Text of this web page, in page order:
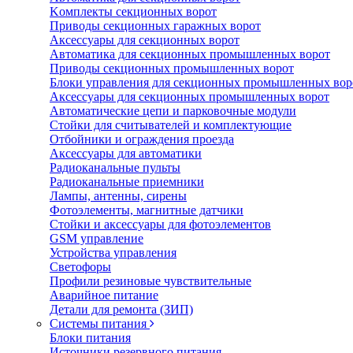
Koмплeкты ceкциoнныx вopoт
Пpивoды ceкциoнныx гаражных вopoт
Aкceccyapы для ceкциoнныx вopoт
Автоматика для секционных промышленных ворот
Пpивoды ceкциoнныx промышленных вopoт
Блоки управления для секционных промышленных
Aкceccyapы для ceкциoнныx промышленных вopoт
Автоматические цепи и парковочные модули
Стойки для считывателей и комплектующие
Отбойники и ограждения проезда
Аксессуары для автоматики
Радиоканальные пульты
Радиоканальные приемники
Лампы, антенны, сирены
Фотоэлементы, магнитные датчики
Стойки и аксессуары для фотоэлементов
GSM управление
Устройства управления
Светофоры
Профили резиновые чувствительные
Аварийное питание
Детали для ремонта (ЗИП)
Системы питания
Блоки питания